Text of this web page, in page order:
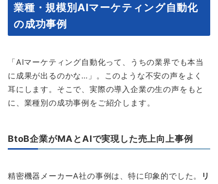
業種・規模別AIマーケティング自動化
の成功事例
「AIマーケティング自動化って、うちの業界でも本当
に成果が出るのかな…」。このような不安の声をよく
耳にします。そこで、実際の導入企業の生の声をもと
に、業種別の成功事例をご紹介します。
BtoB企業がMAとAIで実現した売上向上事例
精密機器メーカーA社の事例は、特に印象的でした。 リ